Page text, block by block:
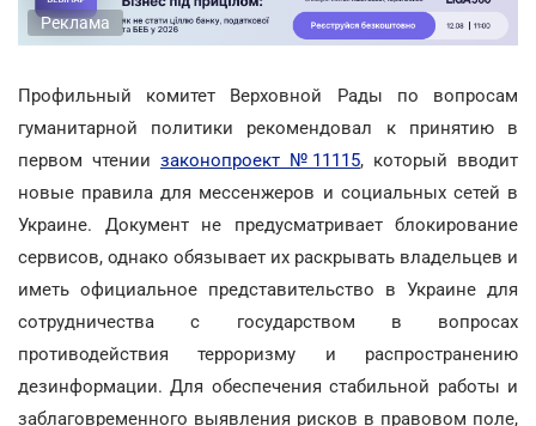
Реклама
Профильный комитет Верховной Рады по вопросам
гуманитарной политики рекомендовал к принятию в
первом чтении законопроект №11115, который вводит
новые правила для мессенжеров и социальных сетей в
Украине. Документ не предусматривает блокирование
сервисов, однако обязывает их раскрывать владельцев и
иметь официальное представительство в Украине для
сотрудничества с государством в вопросах
противодействия терроризму и распространению
дезинформации. Для обеспечения стабильной работы и
заблаговременного выявления рисков в правовом поле,